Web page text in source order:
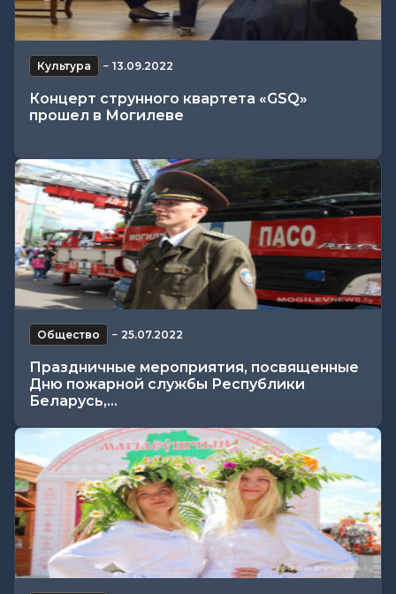
Культура − 13.09.2022
Концерт ст­рунного квартета «GSQ»
прошел в Могилеве
Общество − 25.07.2022
Праздничные мероприятия, посвященные
Дню пожарной службы Республики
Беларусь,...